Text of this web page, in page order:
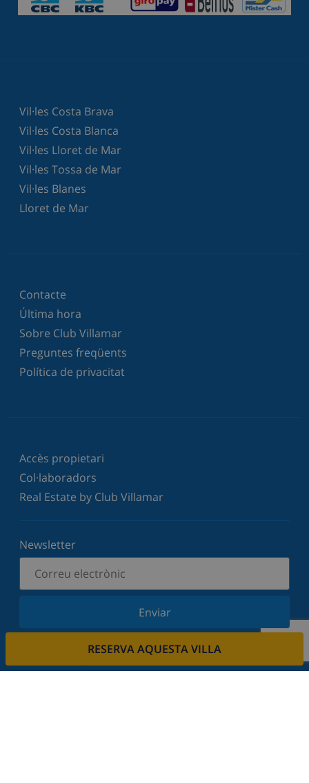
RESERVA AQUESTA VILLA
Vil·les Costa Brava
Vil·les Costa Blanca
Vil·les Lloret de Mar
Vil·les Tossa de Mar
Vil·les Blanes
Lloret de Mar
Contacte
Última hora
Sobre Club Villamar
Preguntes freqüents
Política de privacitat
Accès propietari
Col·laboradors
Real Estate by Club Villamar
Newsletter
Enviar
Subscriu-vos al nostre butlletí i estigues informat
de les últimes novetats i ofertes. Respectem la
vostra privadesa.